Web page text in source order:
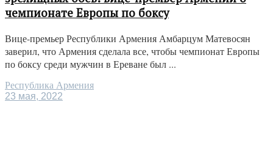
чемпионате Европы по боксу
Вице-премьер Республики Армения Амбарцум Матевосян
заверил, что Армения сделала все, чтобы чемпионат Европы
по боксу среди мужчин в Ереване был ...
Республика Армения
23 мая, 2022